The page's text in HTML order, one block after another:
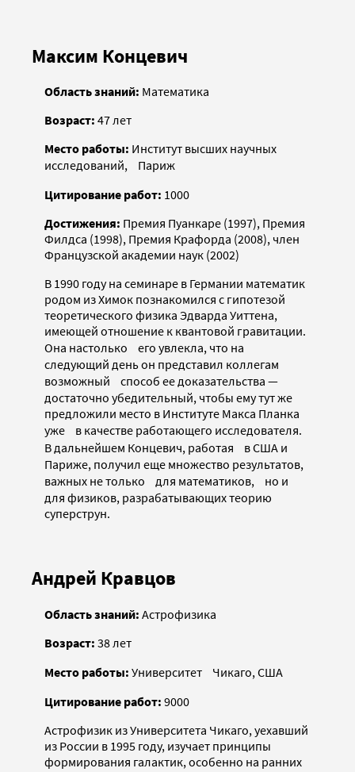
Максим Концевич
Область знаний: Математика
Возраст: 47 лет
Место работы: Институт высших научных
исследований, Париж
Цитирование работ: 1000
Достижения: Премия Пуанкаре (1997), Премия
Филдса (1998), Премия Крафорда (2008), член
Французской академии наук (2002)
В 1990 году на семинаре в Германии математик
родом из Химок познакомился с гипотезой
теоретического физика Эдварда Уиттена,
имеющей отношение к квантовой гравитации.
Она настолько его увлекла, что на
следующий день он представил коллегам
возможный способ ее доказательства —
достаточно убедительный, чтобы ему тут же
предложили место в Институте Макса Планка
уже в качестве работающего исследователя.
В дальнейшем Концевич, работая в США и
Париже, получил еще множество результатов,
важных не только для математиков, но и
для физиков, разрабатывающих теорию
суперструн.
Андрей Кравцов
Область знаний: Астрофизика
Возраст: 38 лет
Место работы: Университет Чикаго, США
Цитирование работ: 9000
Астрофизик из Университета Чикаго, уехавший
из России в 1995 году, изучает принципы
формирования галактик, особенно на ранних